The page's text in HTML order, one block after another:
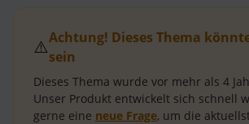
⚠️Achtung! Dieses Thema
sein
Dieses Thema wurde vor mehr als 4
Unser Produkt entwickelt sich schnell
gerne eine neue Frage, um die